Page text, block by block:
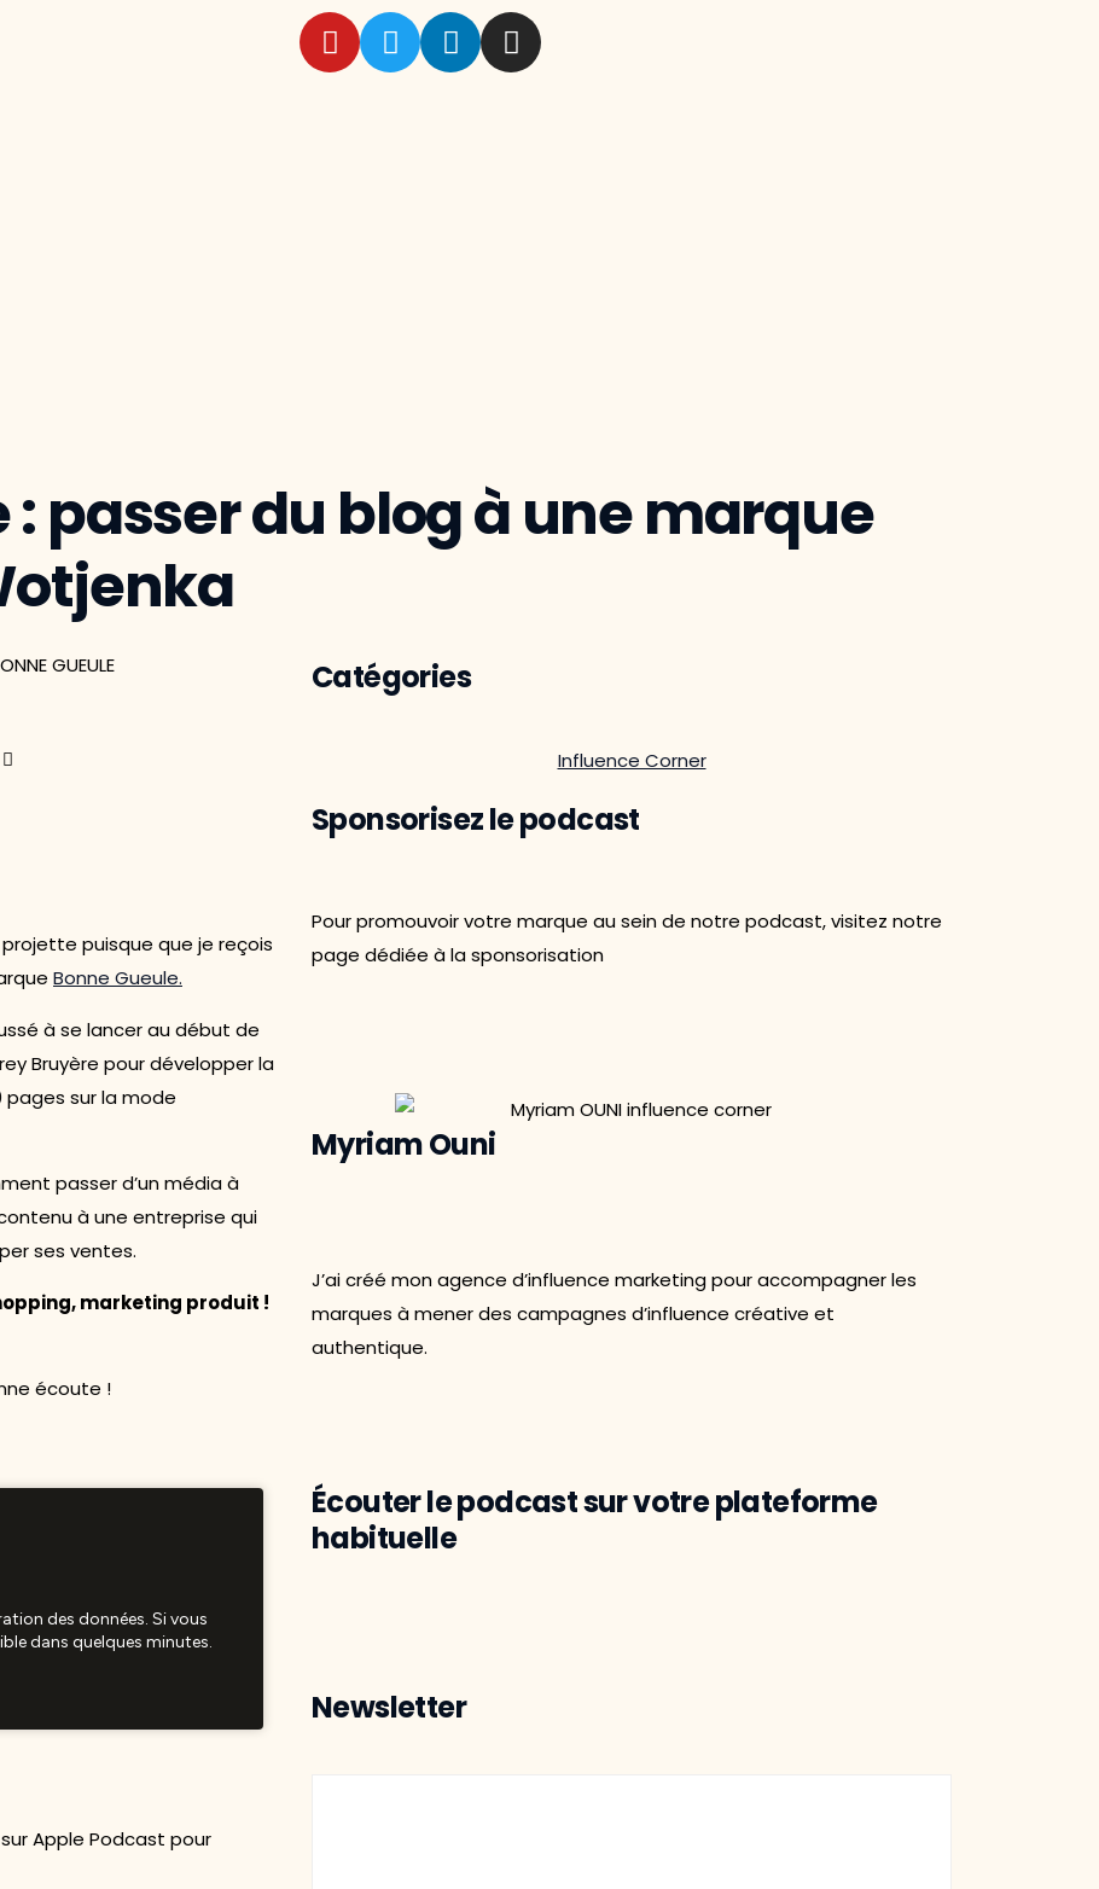
: passer du blog à une marque
projette puisque que je reçois
Bonne Gueule.
à se lancer au début de
Bruyère pour développer la
pages sur la mode
passer d’un média à
à une entreprise qui
ses ventes.
marketing produit !
écoute !
Apple Podcast pour
Catégories
Influence Corner
Sponsorisez le podcast
Pour promouvoir votre marque au sein de notre podcast, visitez notre
page dédiée à la sponsorisation
Myriam Ouni
J’ai créé mon agence d’influence marketing pour accompagner les
marques à mener des campagnes d’influence créative et
authentique.
Écouter le podcast sur votre plateforme
habituelle
Newsletter